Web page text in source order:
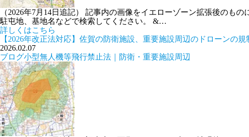
（2026年7月14日追記） 記事内の画像をイエローゾーン拡張後のも
駐屯地、基地名などで検索してください。 &…
詳しくはこちら
【2026年改正法対応】佐賀の防衛施設、重要施設周辺のドローンの
2026.02.07
ブログ小型無人機等飛行禁止法｜防衛・重要施設周辺